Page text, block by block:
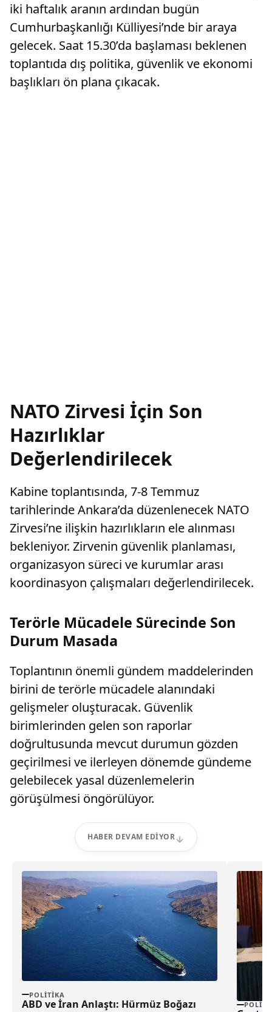
iki haftalık aranın ardından bugün
Cumhurbaşkanlığı Külliyesi’nde bir araya
gelecek. Saat 15.30’da başlaması beklenen
toplantıda dış politika, güvenlik ve ekonomi
başlıkları ön plana çıkacak.
NATO Zirvesi İçin Son
Hazırlıklar
Değerlendirilecek
Kabine toplantısında, 7-8 Temmuz
tarihlerinde Ankara’da düzenlenecek NATO
Zirvesi’ne ilişkin hazırlıkların ele alınması
bekleniyor. Zirvenin güvenlik planlaması,
organizasyon süreci ve kurumlar arası
koordinasyon çalışmaları değerlendirilecek.
Terörle Mücadele Sürecinde Son
Durum Masada
Toplantının önemli gündem maddelerinden
birini de terörle mücadele alanındaki
gelişmeler oluşturacak. Güvenlik
birimlerinden gelen son raporlar
doğrultusunda mevcut durumun gözden
geçirilmesi ve ilerleyen dönemde gündeme
gelebilecek yasal düzenlemelerin
görüşülmesi öngörülüyor.
HABER DEVAM EDIYOR
POLITIKA
ABD ve İran Anlaştı: Hürmüz Boğazı